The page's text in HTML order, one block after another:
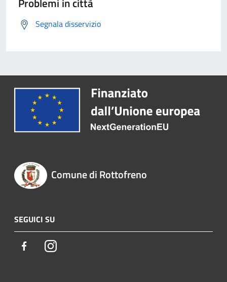
Segnala disservizio
Comune di Rottofreno
SEGUICI SU
FacebookInstagram